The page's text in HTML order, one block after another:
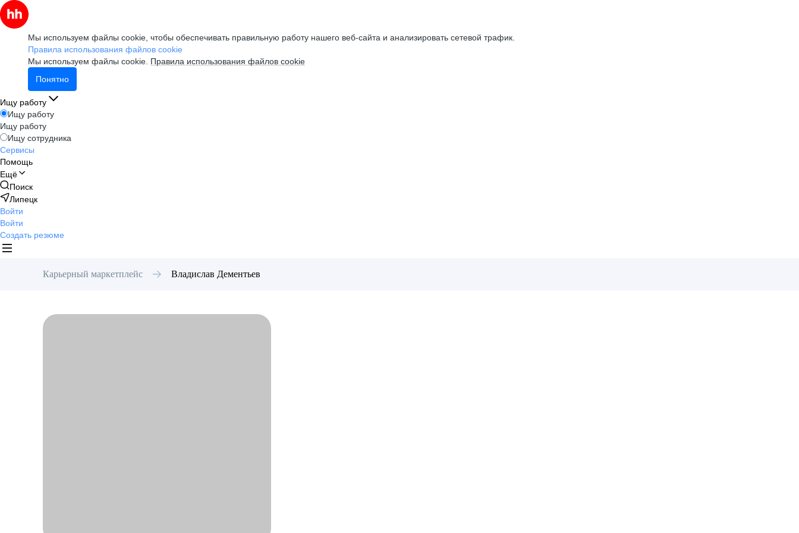
Мы используем файлы cookie, чтобы обеспечивать правильную работу нашего веб-сайта и анализировать сетевой трафик.
Правила использования файлов cookie
Мы используем файлы cookie. Правила использования файлов cookie
Понятно
Ищу работу
Ищу работу
Ищу работу
Ищу сотрудника
Сервисы
Помощь
Ещё
Поиск
Липецк
Войти
Войти
Создать резюме
Карьерный маркетплейс Владислав Дементьев